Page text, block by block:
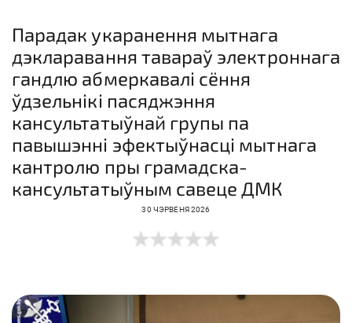
Парадак укаранення мытнага
дэкларавання тавараў электроннага
гандлю абмеркавалі сёння
ўдзельнікі пасяджэння
кансультатыўнай групы па
павышэнні эфектыўнасці мытнага
кантролю пры грамадска-
кансультатыўным савеце ДМК
30 ЧЭРВЕНЯ 2026